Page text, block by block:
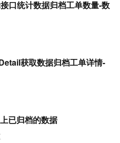
口统计数据归档工单数量-数
获取数据归档工单详情-
已归档的数据